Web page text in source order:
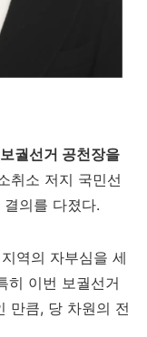
궐선거 공천장을
취소 저지 국민선
의를 다졌다.
역의 자부심을 세
히 이번 보궐선거
만큼, 당 차원의 전